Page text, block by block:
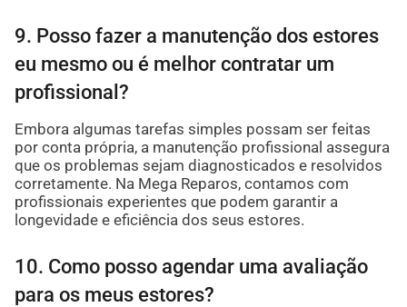
9. Posso fazer a manutenção dos estores
eu mesmo ou é melhor contratar um
profissional?
Embora algumas tarefas simples possam ser feitas
por conta própria, a manutenção profissional assegura
que os problemas sejam diagnosticados e resolvidos
corretamente. Na Mega Reparos, contamos com
profissionais experientes que podem garantir a
longevidade e eficiência dos seus estores.
10. Como posso agendar uma avaliação
para os meus estores?